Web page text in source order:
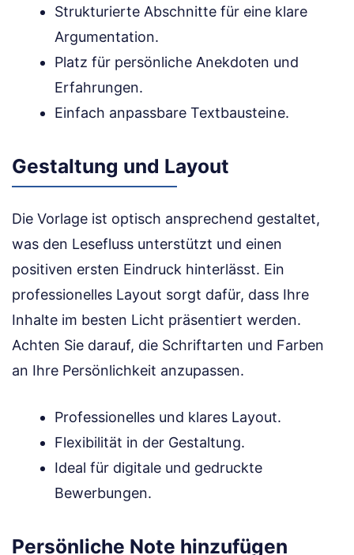
Strukturierte Abschnitte für eine klare
Argumentation.
Platz für persönliche Anekdoten und
Erfahrungen.
Einfach anpassbare Textbausteine.
Gestaltung und Layout
Die Vorlage ist optisch ansprechend gestaltet,
was den Lesefluss unterstützt und einen
positiven ersten Eindruck hinterlässt. Ein
professionelles Layout sorgt dafür, dass Ihre
Inhalte im besten Licht präsentiert werden.
Achten Sie darauf, die Schriftarten und Farben
an Ihre Persönlichkeit anzupassen.
Professionelles und klares Layout.
Flexibilität in der Gestaltung.
Ideal für digitale und gedruckte
Bewerbungen.
Persönliche Note hinzufügen